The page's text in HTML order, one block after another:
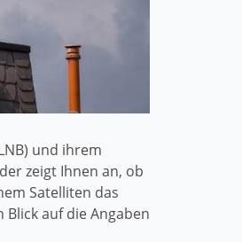
und ihrem
zeigt Ihnen an, ob
Satelliten das
auf die Angaben